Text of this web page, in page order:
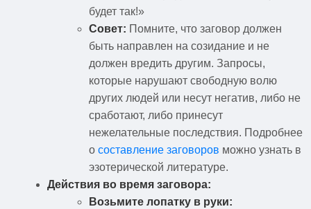
будет так!»
Совет: Помните, что заговор должен
быть направлен на созидание и не
должен вредить другим. Запросы,
которые нарушают свободную волю
других людей или несут негатив, либо не
сработают, либо принесут
нежелательные последствия. Подробнее
о составление заговоров можно узнать в
эзотерической литературе.
Действия во время заговора:
Возьмите лопатку в руки: